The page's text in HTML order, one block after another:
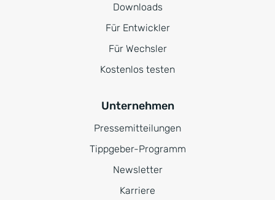
Downloads
Für Entwickler
Für Wechsler
Kostenlos testen
Unternehmen
Pressemitteilungen
Tippgeber-Programm
Newsletter
Karriere